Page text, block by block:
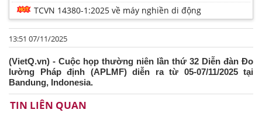
TCVN 14380-1:2025 về máy nghiền di động
13:51 07/11/2025
(VietQ.vn) - Cuộc họp thường niên lần thứ 32 Diễn đàn Đo
lường Pháp định (APLMF) diễn ra từ 05-07/11/2025 tại
Bandung, Indonesia.
TIN LIÊN QUAN